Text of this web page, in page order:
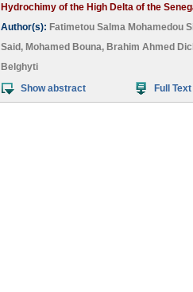
Hydrochimy of the High Delta of the
Author(s): Fatimetou Salma Mohamedou
Said , Mohamed Bouna, Brahim Ahmed
Belghyti
Show abstract
Full Text